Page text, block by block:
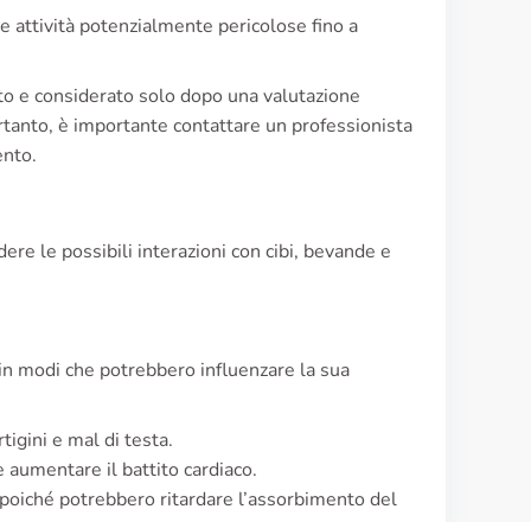
attività potenzialmente pericolose fino a
e considerato solo dopo una valutazione
è importante contattare un professionista
le possibili interazioni con cibi, bevande e
modi che potrebbero influenzare la sua
e mal di testa.
aumentare il battito cardiaco.
potrebbero ritardare l’assorbimento del